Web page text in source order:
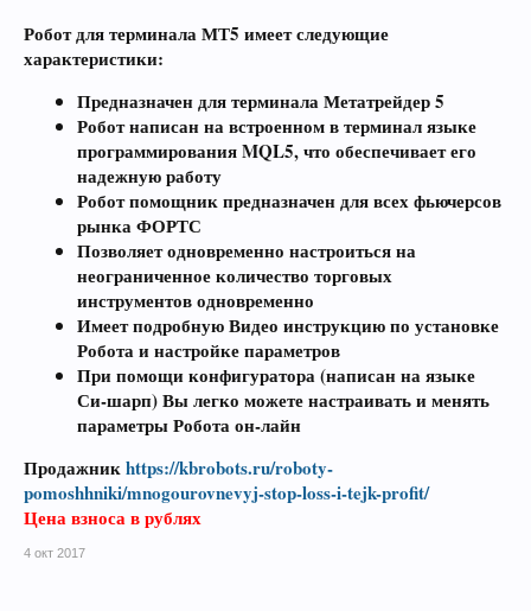
Робот для терминала МТ5 имеет следующие
характеристики:
Предназначен для терминала Метатрейдер 5
Робот написан на встроенном в терминал языке
программирования MQL5, что обеспечивает его
надежную работу
Робот помощник предназначен для всех фьючерсов
рынка ФОРТС
Позволяет одновременно настроиться на
неограниченное количество торговых
инструментов одновременно
Имеет подробную Видео инструкцию по установке
Робота и настройке параметров
При помощи конфигуратора (написан на языке
Си-шарп) Вы легко можете настраивать и менять
параметры Робота он-лайн
Продажникhttps://kbrobots.ru/roboty-
pomoshhniki/mnogourovnevyj-stop-loss-i-tejk-profit/
Цена взноса в рублях
4 окт 2017